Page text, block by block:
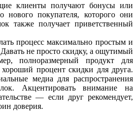
клиенты получают бонусы или
нового покупателя, которого они
также получает приветственный
процесс максимально простым и
не просто скидку, а ощутимый
полноразмерный продукт для
процент скидки для друга.
медиа для распространения
Акцентировать внимание на
— если друг рекомендует,
доверия.